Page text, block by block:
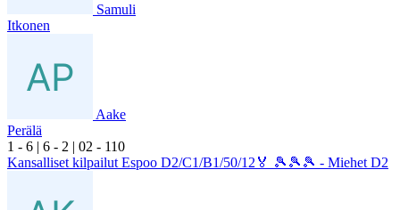
Samuli
Itkonen
Aake
Perälä
1 - 6 | 6 - 2 | 02 - 110
Kansalliset kilpailut Espoo D2/C1/B1/50/12🏅 🎾🎾🎾 - Miehet D2